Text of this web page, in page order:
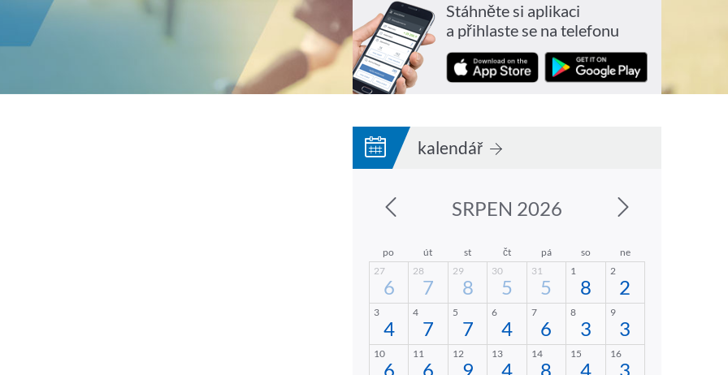
Stáhněte si aplikaci
a přihlaste se na telefonu
kalendář